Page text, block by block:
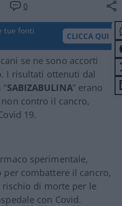
0
tue fonti
CLICCA QUI
se ne sono accorti
I risultati ottenuti dal
SABIZABULINA” erano
contro il cancro,
19.
sperimentale,
combattere il cancro,
di morte per le
con Covid.